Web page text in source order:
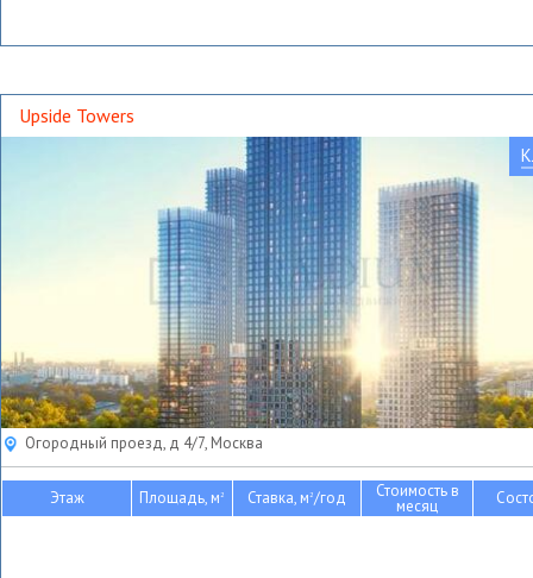
Upside Towers
Огородный проезд, д 4/7, Москва
Этаж Площадь, м2 Ставка, м2/год Стоимость в
месяц